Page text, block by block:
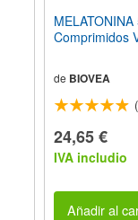
Comprimidos
de BIOVEA
24,65 €
IVA includio
Añadir al